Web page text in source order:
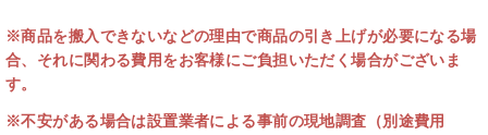
※商品を搬入できないなどの理由で商品の引き上げが必要になる場
合、それに関わる費用をお客様にご負担いただく場合がございま
す。
※不安がある場合は設置業者による事前の現地調査（別途費用